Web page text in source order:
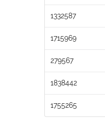
1332587
1715969
279567
1838442
1755265